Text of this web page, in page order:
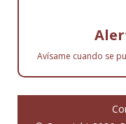
Avísame cuando se